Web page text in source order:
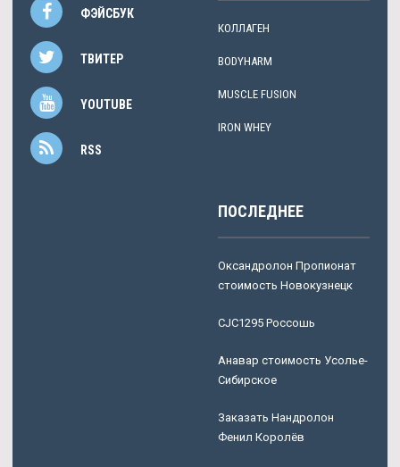
ФЭЙСБУК
ТВИТЕР
YOUTUBE
RSS
КОЛЛАГЕН
BODYHARM
MUSCLE FUSION
IRON WHEY
ПОСЛЕДНЕЕ
Оксандролон Пропионат
стоимость Новокузнецк
CJC1295 Россошь
Анавар стоимость Усолье-
Сибирское
Заказать Нандролон
Фенил Королёв